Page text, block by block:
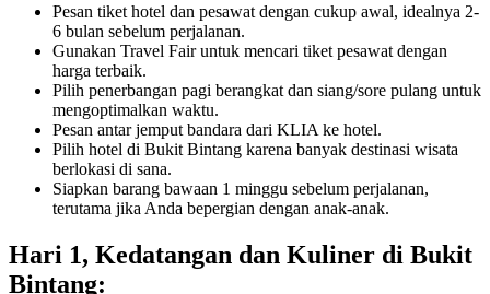
Pesan tiket hotel dan pesawat dengan cukup awal, idealnya 2-
6 bulan sebelum perjalanan.
Gunakan Travel Fair untuk mencari tiket pesawat dengan
harga terbaik.
Pilih penerbangan pagi berangkat dan siang/sore pulang untuk
mengoptimalkan waktu.
Pesan antar jemput bandara dari KLIA ke hotel.
Pilih hotel di Bukit Bintang karena banyak destinasi wisata
berlokasi di sana.
Siapkan barang bawaan 1 minggu sebelum perjalanan,
terutama jika Anda bepergian dengan anak-anak.
Hari 1, Kedatangan dan Kuliner di Bukit
Bintang: